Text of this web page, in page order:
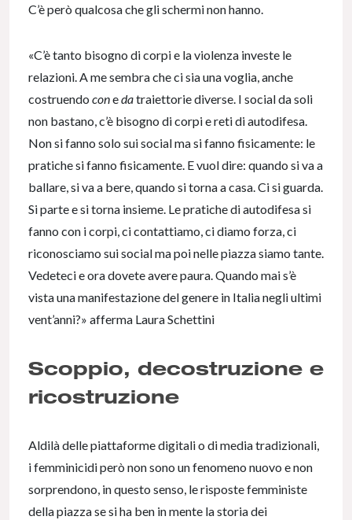
C’è però qualcosa che gli schermi non hanno.
«C’è tanto bisogno di corpi e la violenza investe le
relazioni. A me sembra che ci sia una voglia, anche
costruendo conedatraiettorie diverse. I social da soli
non bastano, c’è bisogno di corpi e reti di autodifesa.
Non si fanno solo sui social ma si fanno fisicamente: le
pratiche si fanno fisicamente. E vuol dire: quando si va a
ballare, si va a bere, quando si torna a casa. Ci si guarda.
Si parte e si torna insieme. Le pratiche di autodifesa si
fanno con i corpi, ci contattiamo, ci diamo forza, ci
riconosciamo sui social ma poi nelle piazza siamo tante.
Vedeteci e ora dovete avere paura. Quando mai s’è
vista una manifestazione del genere in Italia negli ultimi
vent’anni?» afferma Laura Schettini
Scoppio, decostruzione e
ricostruzione
Aldilà delle piattaforme digitali o di media tradizionali,
i femminicidi però non sono un fenomeno nuovo e non
sorprendono, in questo senso, le risposte femministe
della piazza se si ha ben in mente la storia dei